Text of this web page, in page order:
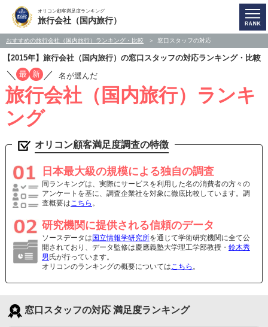
オリコン顧客満足度ランキング
旅行会社（国内旅行）
おすすめの旅行会社（国内旅行）ランキング・比較 窓口スタッフの対応
【2015年】旅行会社（国内旅行）の窓口スタッフの対応ランキング・比較
／ 最 新 ／ 名が選んだ
旅行会社（国内旅行）ランキ
ング
オリコン顧客満足度調査の特徴
日本最大級の規模による独自の調査
同ランキングは、実際にサービスを利用した名の消費者の方々の
アンケートを基に、調査企業社を対象に徹底比較しています。調
査概要はこちら 。
研究機関に提供される信頼のデータ
ソースデータは 国立情報学研究所を通じて学術研究機関に全て公
開されており、データ監修は慶應義塾大学理工学部教授・ 鈴木秀
男 氏が行っています。
オリコンのランキングの概要についてはこちら 。
窓口スタッフの対応 満足度ランキング